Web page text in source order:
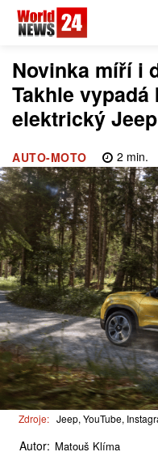
Novinka míří i
Takhle vypadá
elektrický
AUTO-MOTO 2 min.
Zdroje: Jeep, YouTube,
Autor: Matouš Klíma